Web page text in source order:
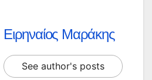
Ειρηναίος Μαράκης
See author's posts